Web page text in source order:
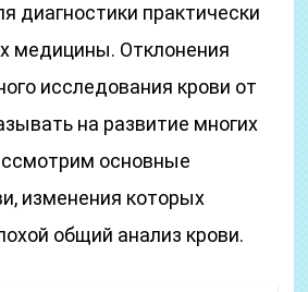
диагностики практически
медицины. Отклонения
исследования крови от
на развитие многих
основные
изменения которых
общий анализ крови.